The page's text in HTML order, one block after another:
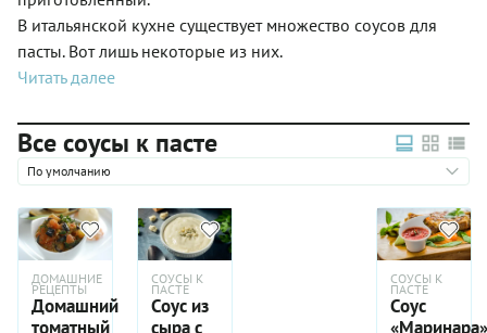
В итальянской кухне существует множество соусов для
пасты. Вот лишь некоторые из них.
Читать далее
Все соусы к пасте
По умолчанию
ДОМАШНИЕ
РЕЦЕПТЫ
Домашний
томатный
СОУСЫ К
ПАСТЕ
Соус из
сыра с
СОУСЫ К
ПАСТЕ
Соус
«Маринара»